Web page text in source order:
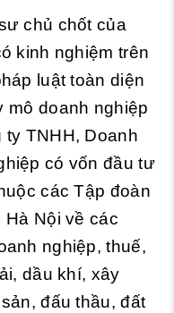
chủ chốt của
kinh nghiệm trên
luật toàn diện
mô doanh nghiệp
TNHH, Doanh
có vốn đầu tư
các Tập đoàn
Hà Nội về các
nghiệp, thuế,
dầu khí, xây
đấu thầu, đất